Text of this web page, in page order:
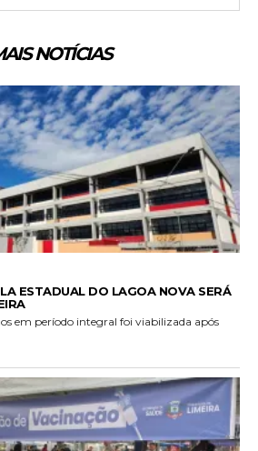
NOTÍCIAS
ESTADUAL DO LAGOA NOVA SERÁ
em período integral foi viabilizada após